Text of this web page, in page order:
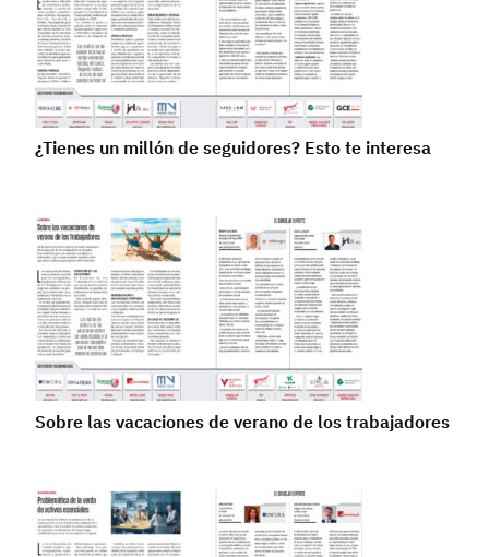
¿Tienes un millón de seguidores? Esto te interesa
Sobre las vacaciones de verano de los trabajadores